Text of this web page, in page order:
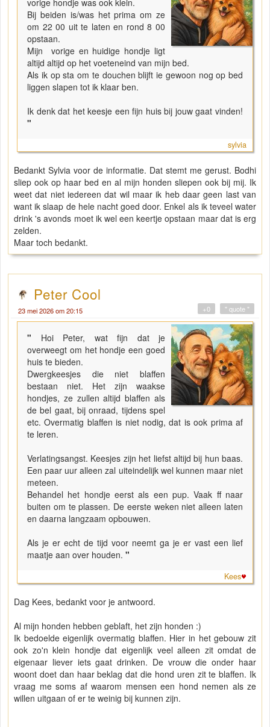
Bij beiden is/was het prima om ze
om 22 00 uit te laten en rond 8 00
opstaan.
Mijn vorige en huidige hondje ligt
altijd altijd op het voeteneind van mijn bed.
Als ik op sta om te douchen blijft ie gewoon nog op bed
liggen slapen tot ik klaar ben.
Ik denk dat het keesje een fijn huis bij jouw gaat vinden!
"
sylvia
Bedankt Sylvia voor de informatie. Dat stemt me gerust. Bodhi
sliep ook op haar bed en al mijn honden sliepen ook bij mij. Ik
weet dat niet iedereen dat wil maar ik heb daar geen last van
want ik slaap de hele nacht goed door. Enkel als ik teveel water
drink 's avonds moet ik wel een keertje opstaan maar dat is erg
zelden.
Maar toch bedankt.
Peter Cool
23 mei 2026 om 20:15 " quote "
+0
" Hoi Peter, wat fijn dat je
overweegt om het hondje een goed
huis te bieden.
Dwergkeesjes die niet blaffen
bestaan niet. Het zijn waakse
hondjes, ze zullen altijd blaffen als
de bel gaat, bij onraad, tijdens spel
etc. Overmatig blaffen is niet nodig, dat is ook prima af
te leren.
Verlatingsangst. Keesjes zijn het liefst altijd bij hun baas.
Een paar uur alleen zal uiteindelijk wel kunnen maar niet
meteen.
Behandel het hondje eerst als een pup. Vaak ff naar
buiten om te plassen. De eerste weken niet alleen laten
en daarna langzaam opbouwen.
Als je er echt de tijd voor neemt ga je er vast een lief
maatje aan over houden. "
Kees
Dag Kees, bedankt voor je antwoord.
Al mijn honden hebben geblaft, het zijn honden :)
Ik bedoelde eigenlijk overmatig blaffen. Hier in het gebouw zit
ook zo'n klein hondje dat eigenlijk veel alleen zit omdat de
eigenaar liever iets gaat drinken. De vrouw die onder haar
woont doet dan haar beklag dat die hond uren zit te blaffen. Ik
vraag me soms af waarom mensen een hond nemen als ze
willen uitgaan of er te weinig bij kunnen zijn.